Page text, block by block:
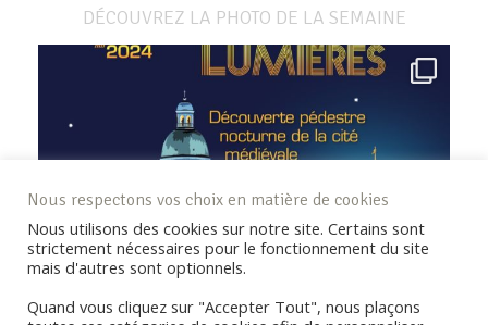
DÉCOUVREZ LA PHOTO DE LA SEMAINE
Nous respectons vos choix en matière de cookies
Nous utilisons des cookies sur notre site. Certains sont
strictement nécessaires pour le fonctionnement du site
mais d'autres sont optionnels.
Quand vous cliquez sur "Accepter Tout", nous plaçons